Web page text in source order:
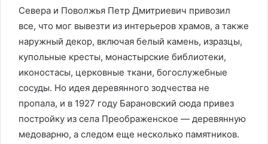
Севера и Поволжья Петр Дмитриевич привозил
все, что мог вывезти из интерьеров храмов, а также
наружный декор, включая белый камень, изразцы,
купольные кресты, монастырские библиотеки,
иконостасы, церковные ткани, богослужебные
сосуды. Но идея деревянного зодчества не
пропала, и в 1927 году Барановский сюда привез
постройку из села Преображенское — деревянную
медоварню, а следом еще несколько памятников.